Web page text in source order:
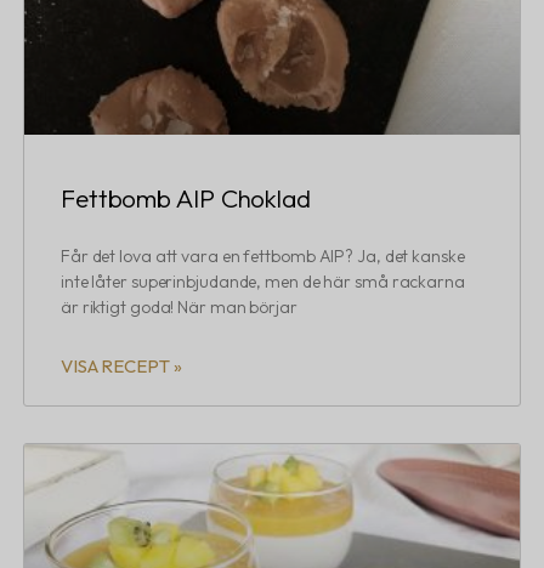
Fettbomb AIP Choklad
Får det lova att vara en fettbomb AIP? Ja, det kanske
inte låter superinbjudande, men de här små rackarna
är riktigt goda! När man börjar
VISA RECEPT »